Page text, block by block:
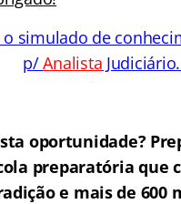
o simulado de
p/Analista Judiciário.
oportunidade?
preparatória que
e mais de 600